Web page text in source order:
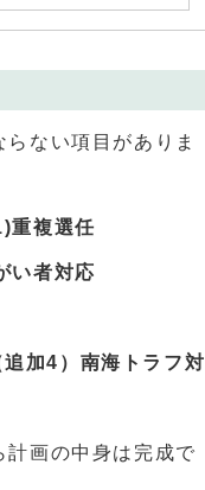
ない項目がありま
重複選任
い者対応
追加4） 南海トラフ対
画の中身は完成で